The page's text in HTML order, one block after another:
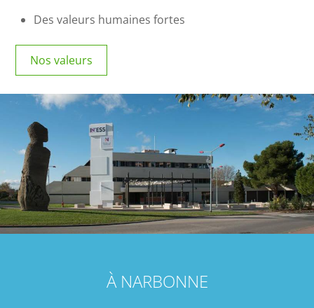
Des valeurs humaines fortes
Nos valeurs
À NARBONNE